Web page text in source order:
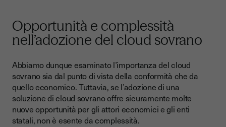
Opportunità e complessità
nell’adozione del cloud sovrano
Abbiamo dunque esaminato l’importanza del cloud
sovrano sia dal punto di vista della conformità che da
quello economico. Tuttavia, se l’adozione di una
soluzione di cloud sovrano offre sicuramente molte
nuove opportunità per gli attori economici e gli enti
statali, non è esente da complessità.